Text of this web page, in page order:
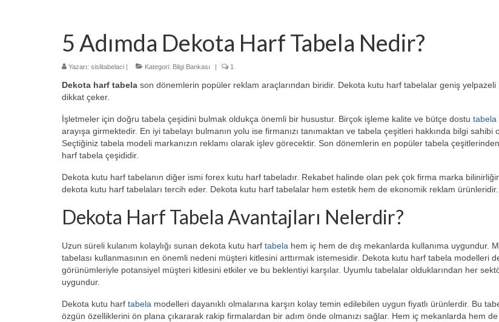
5 Adımda Dekota Harf Tabela Nedir?
Yazarı: sislitabelaci | Kategori: Bilgi Bankası | 1
Dekota harf tabela son dönemlerin popüler reklam araçlarından biridir. Dekota kutu harf tabelalar geniş yelpazeli
dikkat çeker.
İşletmeler için doğru tabela çeşidini bulmak oldukça önemli bir husustur. Birçok işleme kalite ve bütçe dostu tabela
arayışa girmektedir. En iyi tabelayı bulmanın yolu ise firmanızı tanımaktan ve tabela çeşitleri hakkında bilgi sahibi
Seçtiğiniz tabela modeli markanızın reklamı olarak işlev görecektir. Son dönemlerin en popüler tabela
harf tabela çeşididir.
Dekota kutu harf tabelanın diğer ismi forex kutu harf tabeladır. Rekabet halinde olan pek çok firma marka
dekota kutu harf tabelaları tercih eder. Dekota kutu harf tabelalar hem estetik hem de ekonomik reklam ürünleridir.
Dekota Harf Tabela Avantajları Nelerdir?
Uzun süreli kulanım kolaylığı sunan dekota kutu harf tabela hem iç hem de dış mekanlarda kullanıma uygundur.
tabelası kullanmasının en önemli nedeni müşteri kitlesini arttırmak istemesidir. Dekota kutu harf tabela modelleri
görünümleriyle potansiyel müşteri kitlesini etkiler ve bu beklentiyi karşılar. Uyumlu tabelalar olduklarından her
uygundur.
Dekota kutu harf tabela modelleri dayanıklı olmalarına karşın kolay temin edilebilen uygun fiyatlı ürünlerdir. Bu
özgün özelliklerini ön plana çıkararak rakip firmalardan bir adım önde olmanızı sağlar. Hem iç mekanlarda hem